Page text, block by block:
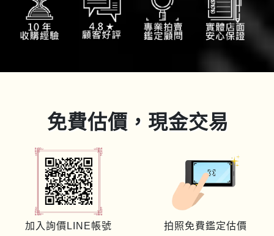
免費估價，現金交易
加入詢價LINE帳號
拍照免費鑑定估價